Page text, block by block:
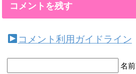
コメントを残す
コメント利用ガイドライン
名前